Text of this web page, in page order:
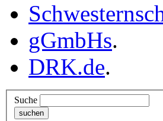
gGmbHs.
DRK.de.
Suche